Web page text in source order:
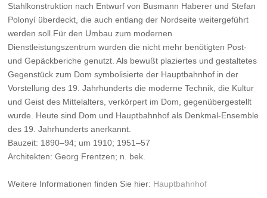
Stahlkonstruktion nach Entwurf von Busmann Haberer und Stefan
Polonyí überdeckt, die auch entlang der Nordseite weitergeführt
werden soll.Für den Umbau zum modernen
Dienstleistungszentrum wurden die nicht mehr benötigten Post-
und Gepäckberiche genutzt. Als bewußt plaziertes und gestaltetes
Gegenstück zum Dom symbolisierte der Hauptbahnhof in der
Vorstellung des 19. Jahrhunderts die moderne Technik, die Kultur
und Geist des Mittelalters, verkörpert im Dom, gegenübergestellt
wurde. Heute sind Dom und Hauptbahnhof als Denkmal-Ensemble
des 19. Jahrhunderts anerkannt.
Bauzeit: 1890–94; um 1910; 1951–57
Architekten: Georg Frentzen; n. bek.
Weitere Informationen finden Sie hier: Hauptbahnhof